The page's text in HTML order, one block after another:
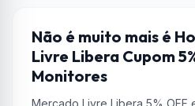
CUPONS
Não é muito mais é
Livre Libera Cupom
Monitores
Mercado Livre Libera 5% OFF